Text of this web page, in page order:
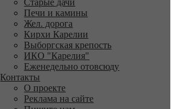
Старые дачи
Печи и камины
Жел. дорога
Кирхи Карелии
Выборгская крепость
ИКО "Карелия"
Еженедельно отовсюду
Контакты
О проекте
Реклама на сайте